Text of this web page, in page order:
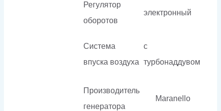
Регулятор
оборотов
электронный
Система
впуска воздуха
с
турбонаддувом
Производитель
генератора
Maranello